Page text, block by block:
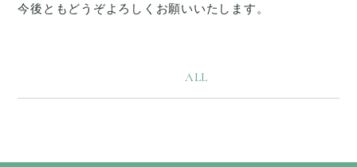
今後ともどうぞよろしくお願いいたします。
ALL